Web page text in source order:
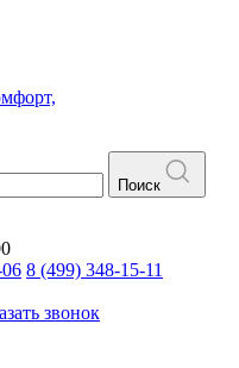
Поиск
8 (499) 348-15-11
звонок